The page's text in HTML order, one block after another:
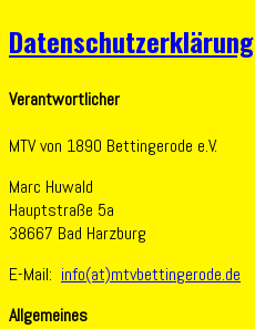
Datenschutzerklärung
Verantwortlicher
MTV von 1890 Bettingerode e.V.
Marc Huwald
Hauptstraße 5a
38667 Bad Harzburg
E-Mail: info(at)mtvbettingerode.de
Allgemeines